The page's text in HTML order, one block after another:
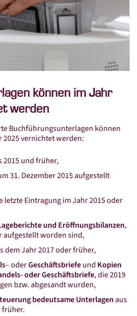
können im Jahr
werden
Buchführungsunterlagen können
2025 vernichtet werden:
2015 und früher,
31. Dezember 2015 aufgestellt
letzte Eintragung im Jahr 2015 oder
und Eröffnungsbilanzen,
aufgestellt worden sind,
dem Jahr 2017 oder früher,
– oderGeschäftsbriefeund Kopien
oder Geschäftsbriefe, die 2019
bzw. abgesandt wurden,
bedeutsame Unterlagenaus
früher.